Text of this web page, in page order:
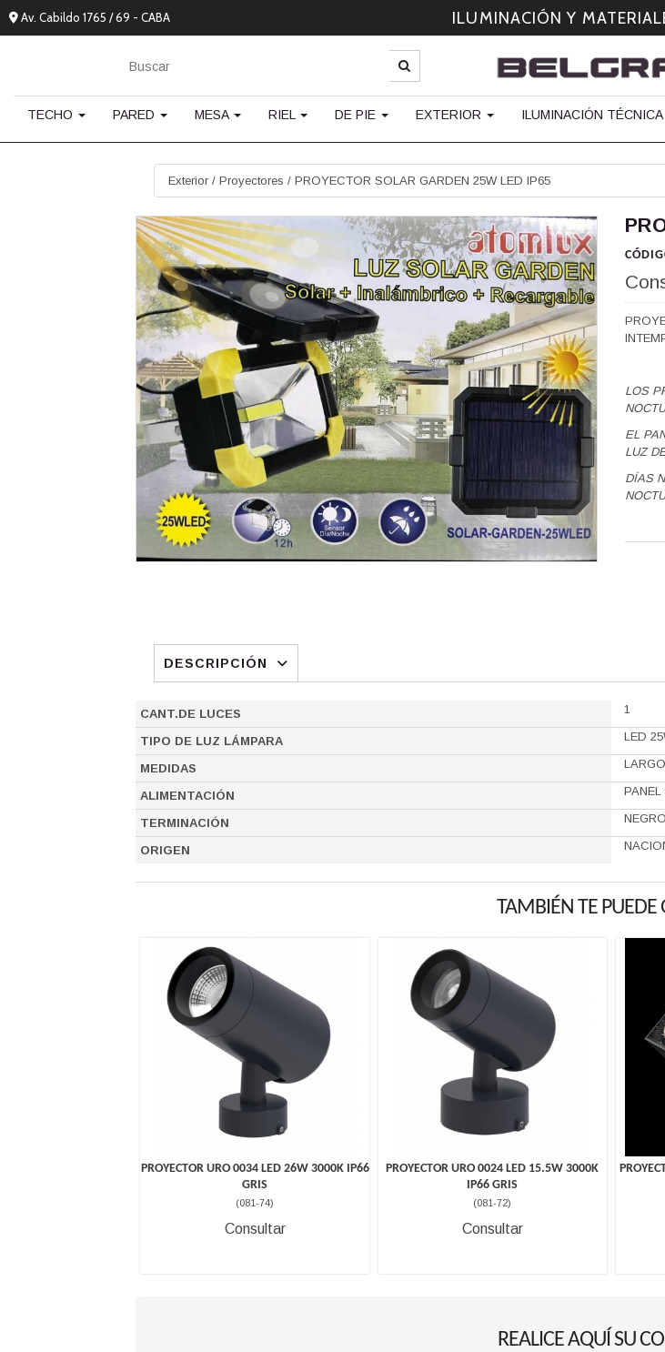
Av. Cabildo 1765 / 69 - CABA
TECHO PARED MESA RIEL DE PIE EXTERIOR ILUMINACIÓN TÉCNICA
ILUMINACIÓN Y
Exterior /Proyectores / PROYECTOR SOLAR GARDEN 25W LED IP65
LOS
EL
LUZ
DÍAS
DESCRIPCIÓN
CANT.DE LUCES 1
TIPO DE LUZ LÁMPARA LED
MEDIDAS
ALIMENTACIÓN
TERMINACIÓN
ORIGEN
TAMBIÉN TE PUEDE
PROYECTOR URO 0034 LED 26W 3000K IP66
GRIS
(081-74)
Consultar
PROYECTOR URO 0024 LED 15.5W 3000K
IP66 GRIS
(081-72)
Consultar
REALICE AQUÍ SU